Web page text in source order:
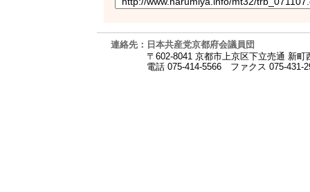
連絡先：日本共産党京都府会議員団
〒602-8041 京都市上京区下立売通 新町
電話 075-414-5566
ファクス 075-431-